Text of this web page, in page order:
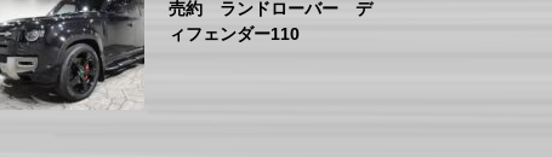
売約 ランドローバー デ
ィフェンダー110